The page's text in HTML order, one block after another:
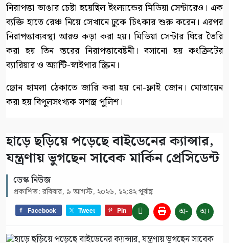
নিরাপত্তা ভাঙার চেষ্টা হয়েছিল ইংল্যান্ডের মিডিয়া সেন্টারেও। এক
ব্যক্তি হাতে রেঞ্চ নিয়ে সেখানে ঢুকে চিৎকার শুরু করেন। এরপর
নিরাপত্তাব্যবস্থা আরও কড়া করা হয়। মিডিয়া সেন্টার ঘিরে তৈরি
করা হয় তিন স্তরের নিরাপত্তাবেষ্টনী। বসানো হয় কংক্রিটের
ব্যারিয়ার ও অ্যান্টি-স্নাইপার স্ক্রিন।
ড্রোন হামলা ঠেকাতে জারি করা হয় নো-ফ্লাই জোন। মোতায়েন
করা হয় বিপুলসংখ্যক সশস্ত্র পুলিশ।
হাড়ে ছড়িয়ে পড়েছে বাইডেনের ক্যান্সার,
যন্ত্রণায় ভুগছেন সাবেক মার্কিন প্রেসিডেন্ট
ডেস্ক নিউজ
প্রকাশিত: রবিবার, ৯ আগস্ট, ২০২৬, ১২:৪২ পূর্বাহ্ণ
Facebook Tweet Pin অ- অ+